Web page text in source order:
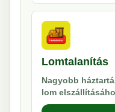
Lomtalanítás
Nagyobb
lom